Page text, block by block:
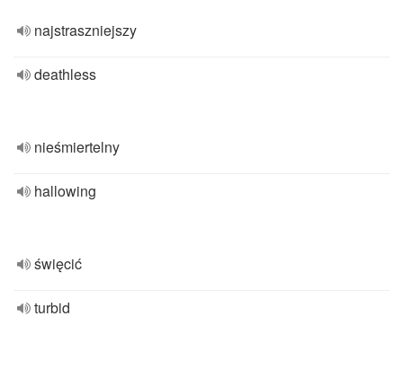
najstraszniejszy
deathless
nieśmiertelny
hallowing
święcić
turbid